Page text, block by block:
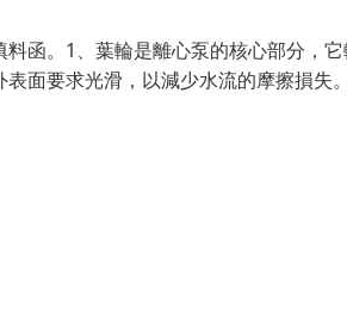
函。1、葉輪是離心泵的核心部分，
面要求光滑，以減少水流的摩擦損失